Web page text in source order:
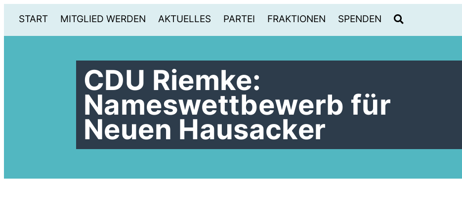
START MITGLIED WERDEN AKTUELLES PARTEI FRAKTIONEN SPENDEN
CDU Riemke:
Nameswettbewerb für
Neuen Hausacker